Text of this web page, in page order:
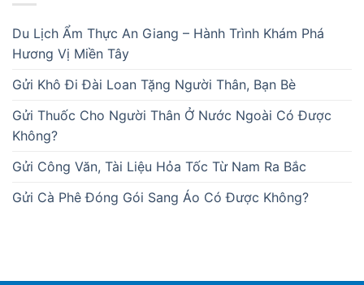
Du Lịch Ẩm Thực An Giang – Hành Trình Khám Phá
Hương Vị Miền Tây
Gửi Khô Đi Đài Loan Tặng Người Thân, Bạn Bè
Gửi Thuốc Cho Người Thân Ở Nước Ngoài Có Được
Không?
Gửi Công Văn, Tài Liệu Hỏa Tốc Từ Nam Ra Bắc
Gửi Cà Phê Đóng Gói Sang Áo Có Được Không?